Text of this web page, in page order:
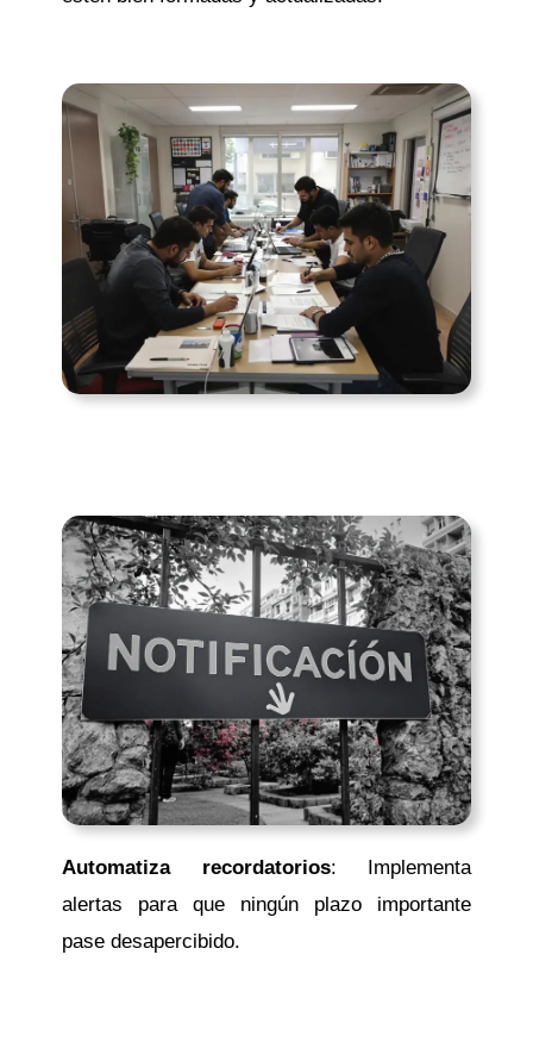
Automatiza recordatorios: Implementa
alertas para que ningún plazo importante
pase desapercibido.